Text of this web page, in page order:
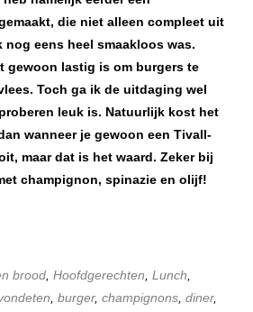
die niet alleen compleet uit
nog eens heel smaakloos was.
gewoon lastig is om burgers te
Toch ga ik de uitdaging wel
leuk is. Natuurlijk kost het
wanneer je gewoon een Tivall-
maar dat is het waard. Zeker bij
champignon, spinazie en olijf!
brood, Hoofdgerechten, Lunch,
, burger, champignons, diner,